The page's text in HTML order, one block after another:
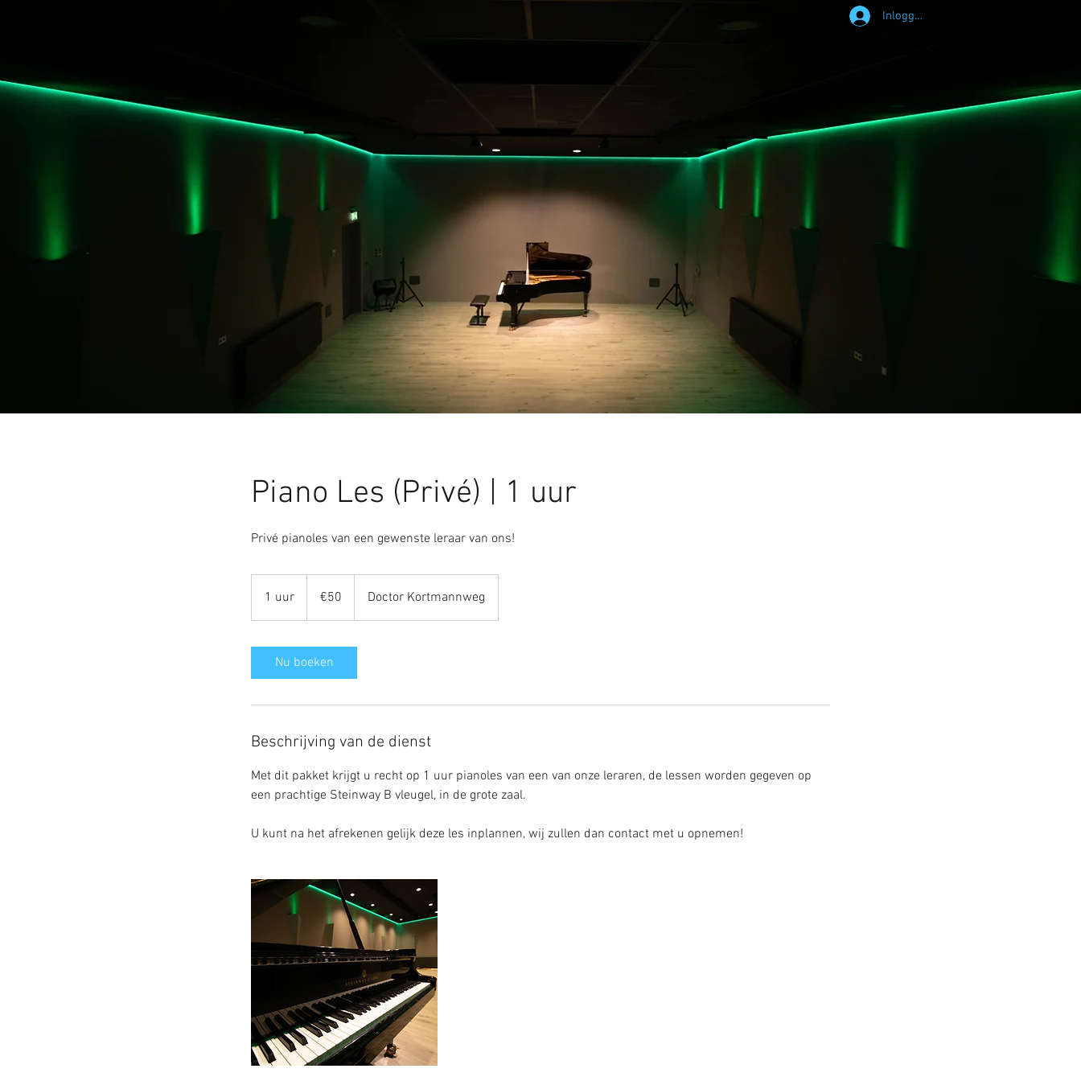
Inloggen
Piano Les (Privé) | 1 uur
Privé pianoles van een gewenste leraar van ons!
1 uur
u
€50 Doctor Kortmannweg
Nu boeken
Beschrijving van de dienst
Met dit pakket krijgt u recht op 1 uur pianoles van een van onze leraren, de lessen worden gegeven op
een prachtige Steinway B vleugel, in de grote zaal.
U kunt na het afrekenen gelijk deze les inplannen, wij zullen dan contact met u opnemen!